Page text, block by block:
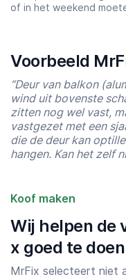
of in het weekend
Voorbeeld
“Deur van balkon
wind uit bovenste
zitten nog wel vast,
vastgezet met een
die de deur kan
hangen. Kan het zelf
Koof maken
Wij helpen de
x goed te doen
MrFix selecteert niet